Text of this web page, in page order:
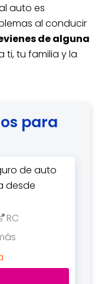
auto es
al conducir
de alguna
ti, tu familia y la
para
de auto
desde
RC